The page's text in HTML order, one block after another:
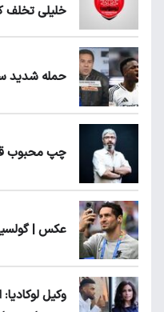
خلیلی تخلف
حمله شدید
چپ محبوب
عکس |
وکیل